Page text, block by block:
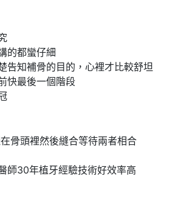
的都蠻仔細
告知補骨的目的，心裡才比較舒坦
快最後一個階段
骨頭裡然後縫合等待兩者相合
師30年植牙經驗技術好效率高